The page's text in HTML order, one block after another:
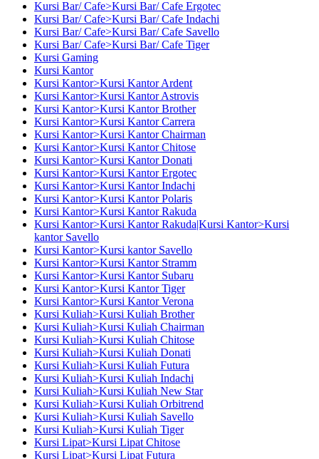
Kursi Bar/ Cafe>Kursi Bar/ Cafe Ergotec
Kursi Bar/ Cafe>Kursi Bar/ Cafe Indachi
Kursi Bar/ Cafe>Kursi Bar/ Cafe Savello
Kursi Bar/ Cafe>Kursi Bar/ Cafe Tiger
Kursi Gaming
Kursi Kantor
Kursi Kantor>Kursi Kantor Ardent
Kursi Kantor>Kursi Kantor Astrovis
Kursi Kantor>Kursi Kantor Brother
Kursi Kantor>Kursi Kantor Carrera
Kursi Kantor>Kursi Kantor Chairman
Kursi Kantor>Kursi Kantor Chitose
Kursi Kantor>Kursi Kantor Donati
Kursi Kantor>Kursi Kantor Ergotec
Kursi Kantor>Kursi Kantor Indachi
Kursi Kantor>Kursi Kantor Polaris
Kursi Kantor>Kursi Kantor Rakuda
Kursi Kantor>Kursi Kantor Rakuda|Kursi Kantor>Kursi
kantor Savello
Kursi Kantor>Kursi kantor Savello
Kursi Kantor>Kursi Kantor Stramm
Kursi Kantor>Kursi Kantor Subaru
Kursi Kantor>Kursi Kantor Tiger
Kursi Kantor>Kursi Kantor Verona
Kursi Kuliah>Kursi Kuliah Brother
Kursi Kuliah>Kursi Kuliah Chairman
Kursi Kuliah>Kursi Kuliah Chitose
Kursi Kuliah>Kursi Kuliah Donati
Kursi Kuliah>Kursi Kuliah Futura
Kursi Kuliah>Kursi Kuliah Indachi
Kursi Kuliah>Kursi Kuliah New Star
Kursi Kuliah>Kursi Kuliah Orbitrend
Kursi Kuliah>Kursi Kuliah Savello
Kursi Kuliah>Kursi Kuliah Tiger
Kursi Lipat>Kursi Lipat Chitose
Kursi Lipat>Kursi Lipat Futura